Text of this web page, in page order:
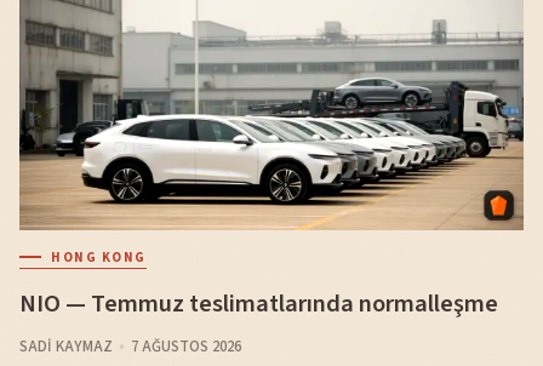
HONG KONG
NIO — Temmuz teslimatlarında normalleşme
SADI KAYMAZ 7 AĞUSTOS 2026